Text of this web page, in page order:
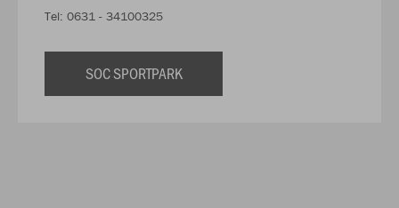
Tel: 0631 - 34100325
SOC SPORTPARK